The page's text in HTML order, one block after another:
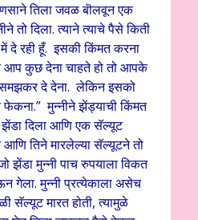
तिला जवळ बॊलवून एक
तो दिला. त्याने त्याचे पैसे किती
में दे रही हूँ. इसकी किंमत करना
आप कुछ देना चाहते हो तो आपके
दे देना. लेकिन इसको
मुन्नीने झेंड्याची किंमत
झेंडा दिला आणि एक सॅल्यूट
आणि तिने मारलेल्या सॅल्यूटने तो
झेंडा मुन्नी पाच रुपयाला विकत
गेला. मुन्नी प्रत्येकाला असेच
सॅल्यूट मारत होती, त्यामुळे